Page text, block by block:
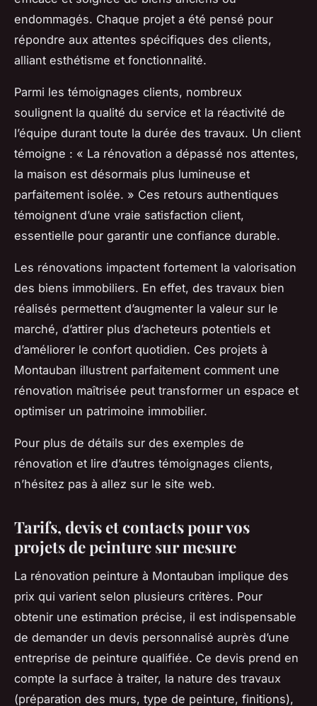
endommagés. Chaque projet a été pensé pour
répondre aux attentes spécifiques des clients,
alliant esthétisme et fonctionnalité.
Parmi les témoignages clients, nombreux
soulignent la qualité du service et la réactivité de
l’équipe durant toute la durée des travaux. Un client
témoigne : « La rénovation a dépassé nos attentes,
la maison est désormais plus lumineuse et
parfaitement isolée. » Ces retours authentiques
témoignent d’une vraie satisfaction client,
essentielle pour garantir une confiance durable.
Les rénovations impactent fortement la valorisation
des biens immobiliers. En effet, des travaux bien
réalisés permettent d’augmenter la valeur sur le
marché, d’attirer plus d’acheteurs potentiels et
d’améliorer le confort quotidien. Ces projets à
Montauban illustrent parfaitement comment une
rénovation maîtrisée peut transformer un espace et
optimiser un patrimoine immobilier.
Pour plus de détails sur des exemples de
rénovation et lire d’autres témoignages clients,
n’hésitez pas à allez sur le site web.
Tarifs, devis et contacts pour vos
projets de peinture sur mesure
La rénovation peinture à Montauban implique des
prix qui varient selon plusieurs critères. Pour
obtenir une estimation précise, il est indispensable
de demander un devis personnalisé auprès d’une
entreprise de peinture qualifiée. Ce devis prend en
compte la surface à traiter, la nature des travaux
(préparation des murs, type de peinture, finitions),